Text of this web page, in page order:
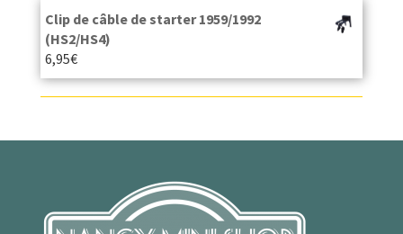
Clip de câble de starter 1959/1992
(HS2/HS4)
6,95€